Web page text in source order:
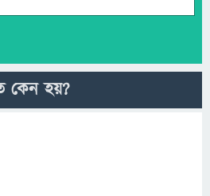
কেন হয়?